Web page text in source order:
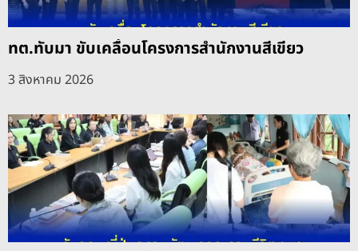
ทต.ทับมา ขับเคลื่อนโครงการสำนักงานสีเขียว
3 สิงหาคม 2026